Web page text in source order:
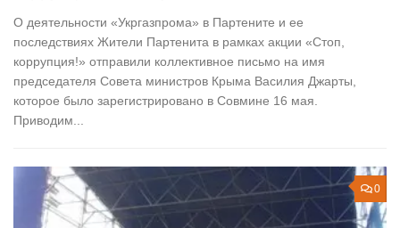
О деятельности «Укргазпрома» в Партените и ее
последствиях Жители Партенита в рамках акции «Стоп,
коррупция!» отправили коллективное письмо на имя
председателя Совета министров Крыма Василия Джарты,
которое было зарегистрировано в Совмине 16 мая.
Приводим...
0